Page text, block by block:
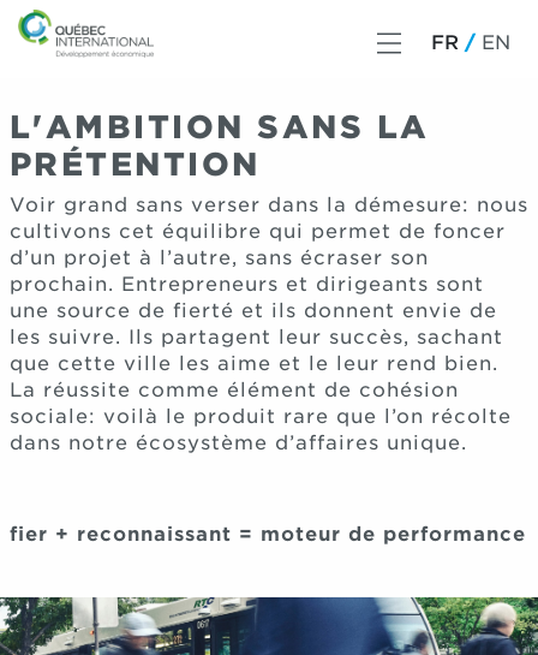
FR EN
L'AMBITION SANS LA
PRÉTENTION
Voir grand sans verser dans la démesure: nous
cultivons cet équilibre qui permet de foncer
d’un projet à l’autre, sans écraser son
prochain. Entrepreneurs et dirigeants sont
une source de fierté et ils donnent envie de
les suivre. Ils partagent leur succès, sachant
que cette ville les aime et le leur rend bien.
La réussite comme élément de cohésion
sociale: voilà le produit rare que l’on récolte
dans notre écosystème d’affaires unique.
fier + reconnaissant = moteur de performance